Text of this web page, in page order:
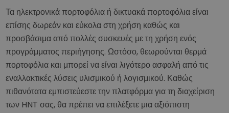
Τα ηλεκτρονικά πορτοφόλια ή δικτυακά πορτοφόλια είναι
επίσης δωρεάν και εύκολα στη χρήση καθώς και
προσβάσιμα από πολλές συσκευές με τη χρήση ενός
προγράμματος περιήγησης. Ωστόσο, θεωρούνται θερμά
πορτοφόλια και μπορεί να είναι λιγότερο ασφαλή από τις
εναλλακτικές λύσεις υλισμικού ή λογισμικού. Καθώς
πιθανότατα εμπιστεύεστε την πλατφόρμα για τη διαχείριση
των HNT σας, θα πρέπει να επιλέξετε μια αξιόπιστη